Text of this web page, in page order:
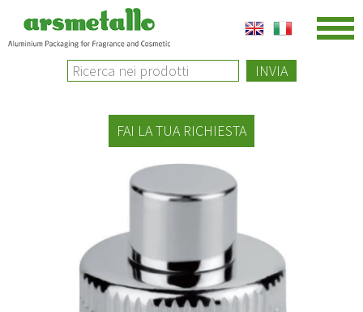
INVIA
FAI LA TUA RICHIESTA